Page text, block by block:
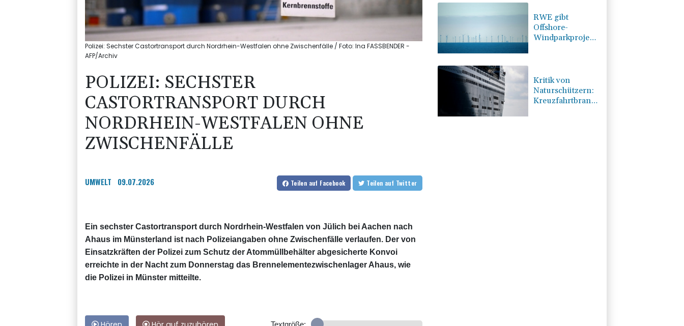
Polizei: Sechster Castortransport durch Nordrhein-Westfalen ohne Zwischenfälle / Foto: Ina FASSBENDER -
AFP/Archiv
POLIZEI: SECHSTER
CASTORTRANSPORT DURCH
NORDRHEIN-WESTFALEN OHNE
ZWISCHENFÄLLE
UMWELT 09.07.2026 Teilen auf Facebook Teilen auf Twitter
Ein sechster Castortransport durch Nordrhein-Westfalen von Jülich bei Aachen nach
Ahaus im Münsterland ist nach Polizeiangaben ohne Zwischenfälle verlaufen. Der von
Einsatzkräften der Polizei zum Schutz der Atommüllbehälter abgesicherte Konvoi
erreichte in der Nacht zum Donnerstag das Brennelementezwischenlager Ahaus, wie
die Polizei in Münster mitteilte.
Textgröße:
RWE gibt
Offshore-
Windparkprojekte
Kritik von
Naturschützern:
Kreuzfahrtbranche